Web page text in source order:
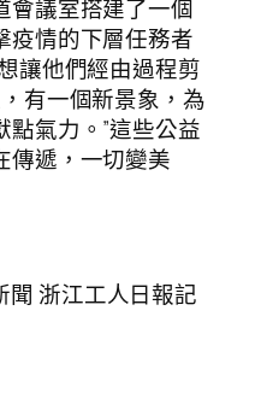
會議室搭建了一個
疫情的下層任務者
讓他們經由過程剪
有一個新景象，為
氣力。”這些公益
傳遞，一切變美
聞 浙江工人日報記